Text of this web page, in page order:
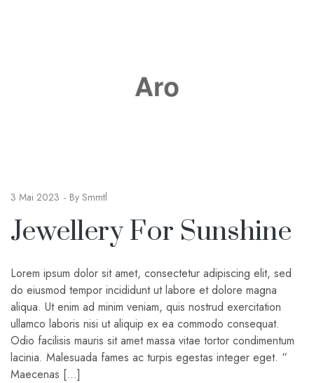
3 Mai 2023 By Smmtl
Jewellery For Sunshine
Lorem ipsum dolor sit amet, consectetur adipiscing elit, sed
do eiusmod tempor incididunt ut labore et dolore magna
aliqua. Ut enim ad minim veniam, quis nostrud exercitation
ullamco laboris nisi ut aliquip ex ea commodo consequat.
Odio facilisis mauris sit amet massa vitae tortor condimentum
lacinia. Malesuada fames ac turpis egestas integer eget. “
Maecenas […]